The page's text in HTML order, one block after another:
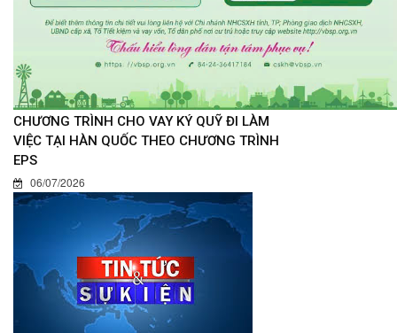
CHƯƠNG TRÌNH CHO VAY KÝ QUỸ ĐI LÀM
VIỆC TẠI HÀN QUỐC THEO CHƯƠNG TRÌNH
EPS
06/07/2026